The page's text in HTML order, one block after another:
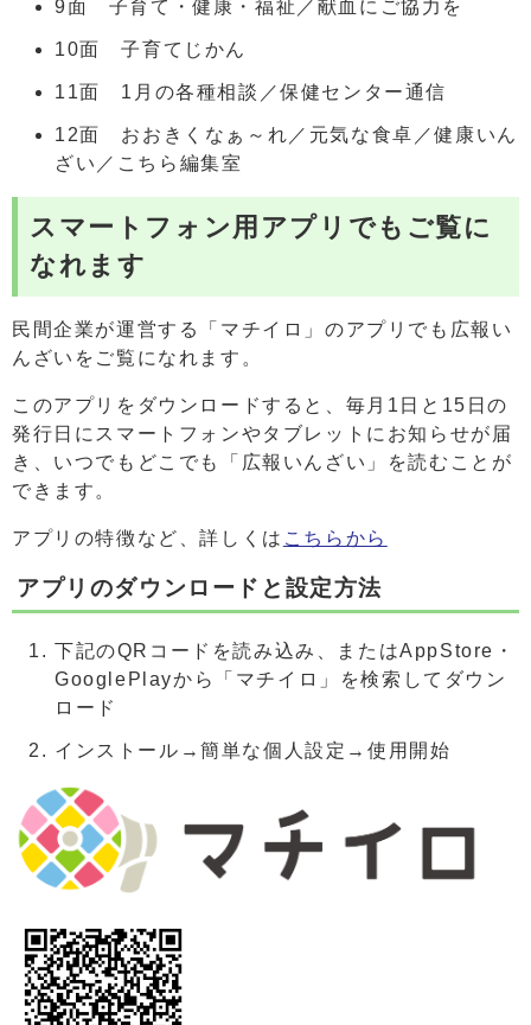
9面 子育て・健康・福祉／献血にご協力を
10面 子育てじかん
11面 1月の各種相談／保健センター通信
12面 おおきくなぁ～れ／元気な食卓／健康いん
ざい／こちら編集室
スマートフォン用アプリでもご覧に
なれます
民間企業が運営する「マチイロ」のアプリでも広報い
んざいをご覧になれます。
このアプリをダウンロードすると、毎月1日と15日の
発行日にスマートフォンやタブレットにお知らせが届
き、いつでもどこでも「広報いんざい」を読むことが
できます。
アプリの特徴など、詳しくは こちらから
アプリのダウンロードと設定方法
下記のQRコードを読み込み、またはAppStore・
GooglePlayから「マチイロ」を検索してダウン
ロード
インストール→簡単な個人設定→使用開始